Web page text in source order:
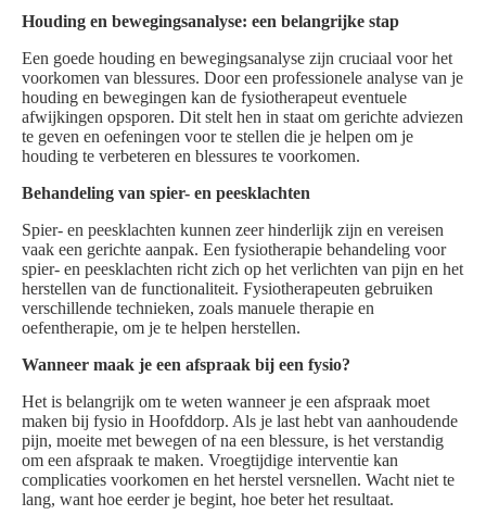
Houding en bewegingsanalyse: een belangrijke stap
Een goede houding en bewegingsanalyse zijn cruciaal voor het
voorkomen van blessures. Door een professionele analyse van je
houding en bewegingen kan de fysiotherapeut eventuele
afwijkingen opsporen. Dit stelt hen in staat om gerichte adviezen
te geven en oefeningen voor te stellen die je helpen om je
houding te verbeteren en blessures te voorkomen.
Behandeling van spier- en peesklachten
Spier- en peesklachten kunnen zeer hinderlijk zijn en vereisen
vaak een gerichte aanpak. Een fysiotherapie behandeling voor
spier- en peesklachten richt zich op het verlichten van pijn en het
herstellen van de functionaliteit. Fysiotherapeuten gebruiken
verschillende technieken, zoals manuele therapie en
oefentherapie, om je te helpen herstellen.
Wanneer maak je een afspraak bij een fysio?
Het is belangrijk om te weten wanneer je een afspraak moet
maken bij fysio in Hoofddorp. Als je last hebt van aanhoudende
pijn, moeite met bewegen of na een blessure, is het verstandig
om een afspraak te maken. Vroegtijdige interventie kan
complicaties voorkomen en het herstel versnellen. Wacht niet te
lang, want hoe eerder je begint, hoe beter het resultaat.